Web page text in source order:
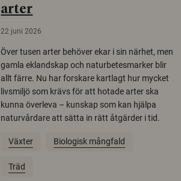
arter
22 juni 2026
Över tusen arter behöver ekar i sin närhet, men
gamla eklandskap och naturbetesmarker blir
allt färre. Nu har forskare kartlagt hur mycket
livsmiljö som krävs för att hotade arter ska
kunna överleva – kunskap som kan hjälpa
naturvårdare att sätta in rätt åtgärder i tid.
Växter Biologisk mångfald
Träd